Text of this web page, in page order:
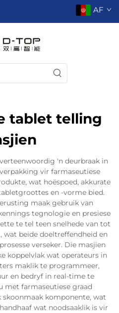
AF
tablet telling
'n deurbraak in
vir farmaseutiese
wat hoëspoed, akkurate
en -vorme bied.
maak gebruik van
tegnologie en presiese
te tel teen snelhede van tot
wat beide doeltreffendheid en
verseker. Die masjien
koppelvlak wat operateurs in
maklik te programmeer,
en bedryf in real-time te
met farmaseutiese graad
komponente, wat
wat noodsaaklik is vir